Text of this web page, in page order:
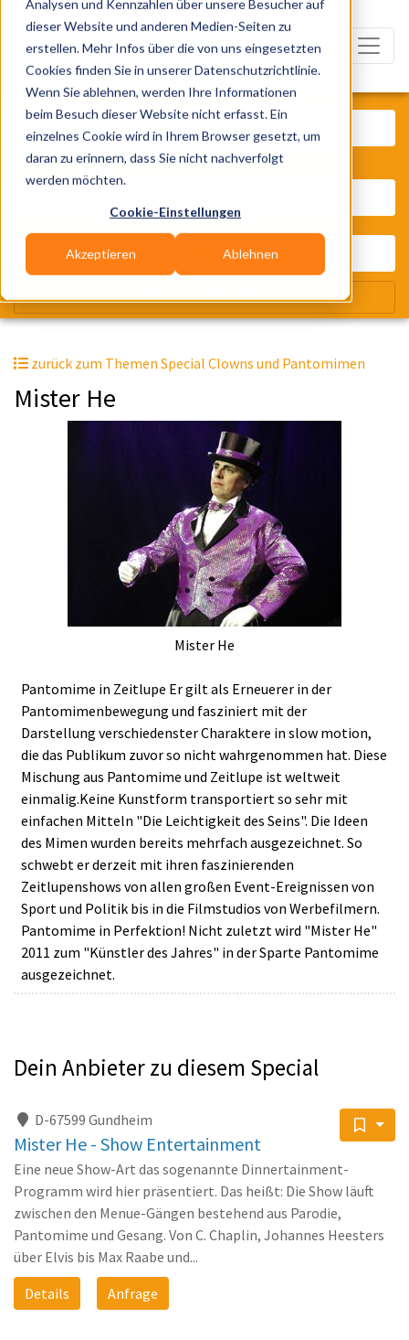
Analysen und Kennzahlen über unsere Besucher auf
dieser Website und anderen Medien-Seiten zu
erstellen. Mehr Infos über die von uns eingesetzten
Cookies finden Sie in unserer Datenschutzrichtlinie.
Wenn Sie ablehnen, werden Ihre Informationen
beim Besuch dieser Website nicht erfasst. Ein
einzelnes Cookie wird in Ihrem Browser gesetzt, um
daran zu erinnern, dass Sie nicht nachverfolgt
werden möchten.
Cookie-Einstellungen
Akzeptieren Ablehnen
zurück zum Themen Special Clowns und Pantomimen
Mister He
Mister He
Pantomime in Zeitlupe Er gilt als Erneuerer in der
Pantomimenbewegung und fasziniert mit der
Darstellung verschiedenster Charaktere in slow motion,
die das Publikum zuvor so nicht wahrgenommen hat. Diese
Mischung aus Pantomime und Zeitlupe ist weltweit
einmalig.Keine Kunstform transportiert so sehr mit
einfachen Mitteln "Die Leichtigkeit des Seins". Die Ideen
des Mimen wurden bereits mehrfach ausgezeichnet. So
schwebt er derzeit mit ihren faszinierenden
Zeitlupenshows von allen großen Event-Ereignissen von
Sport und Politik bis in die Filmstudios von Werbefilmern.
Pantomime in Perfektion! Nicht zuletzt wird "Mister He"
2011 zum "Künstler des Jahres" in der Sparte Pantomime
ausgezeichnet.
Dein Anbieter zu diesem Special
D-67599 Gundheim
Mister He - Show Entertainment
Eine neue Show-Art das sogenannte Dinnertainment-
Programm wird hier präsentiert. Das heißt: Die Show läuft
zwischen den Menue-Gängen bestehend aus Parodie,
Pantomime und Gesang. Von C. Chaplin, Johannes Heesters
über Elvis bis Max Raabe und...
Details
Anfrage
Was? Künstler, Zelte, Bands,
Wir suchen für Dich